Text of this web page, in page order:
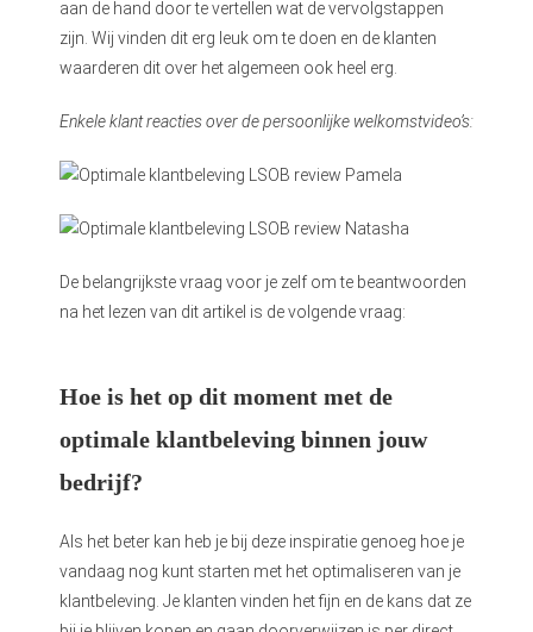
aan de hand door te vertellen wat de vervolgstappen
zijn. Wij vinden dit erg leuk om te doen en de klanten
waarderen dit over het algemeen ook heel erg.
Enkele klant reacties over de persoonlijke welkomstvideo’s:
De belangrijkste vraag voor je zelf om te beantwoorden
na het lezen van dit artikel is de volgende vraag:
Hoe is het op dit moment met de
optimale klantbeleving binnen jouw
bedrijf?
Als het beter kan heb je bij deze inspiratie genoeg hoe je
vandaag nog kunt starten met het optimaliseren van je
klantbeleving. Je klanten vinden het fijn en de kans dat ze